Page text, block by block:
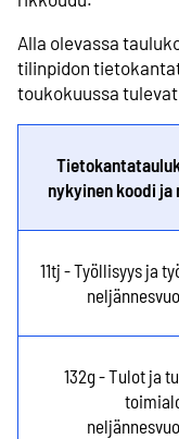
Alla olevassa
tilinpidon
toukokuussa
nykyinen koodi ja
11tj - Työllisyys ja
132g - Tulot ja